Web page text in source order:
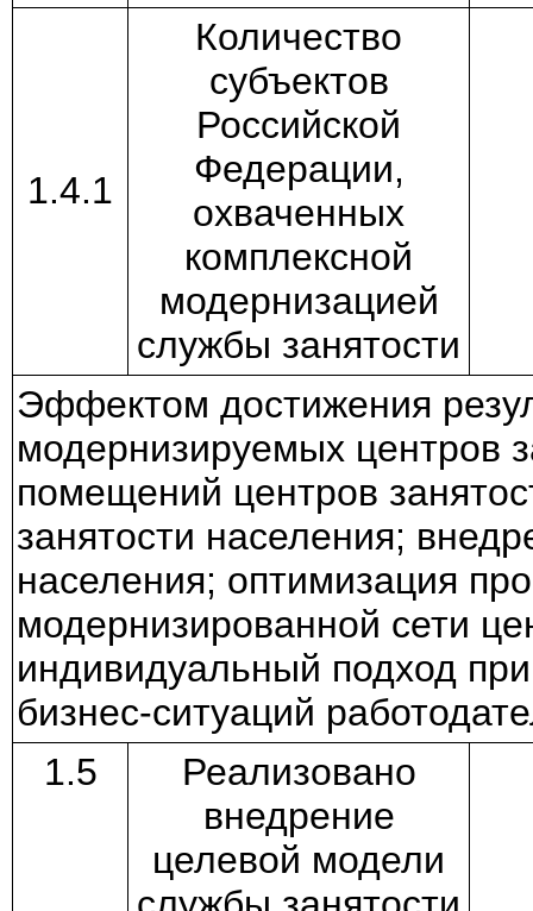
1.4.1
Количество
субъектов
Российской
Федерации,
охваченных
комплексной
модернизацией
службы занятости
Эффектом достижения
модернизируемых центров
помещений центров
занятости населения;
населения; оптимизация
модернизированной сети
индивидуальный подход
бизнес-ситуаций
1.5
Реализовано
внедрение
целевой модели